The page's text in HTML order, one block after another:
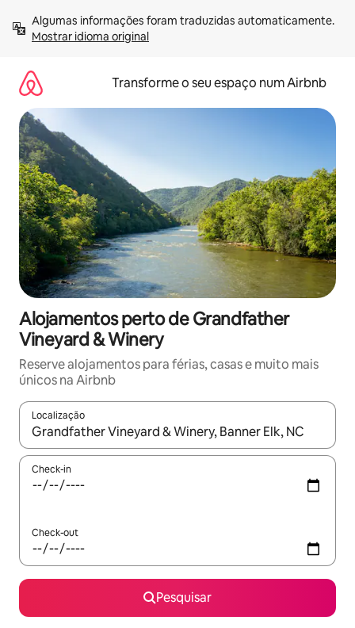
para
Mostrar idioma original
Transforme o seu espaço num Airbnb
Alojamentos perto de Grandfather
Vineyard & Winery
Reserve alojamentos para férias, casas e muito mais
únicos na Airbnb
Localização
Quando os resultados estiverem disponíveis, navegue com
Check-in
Check-out
Pesquisar